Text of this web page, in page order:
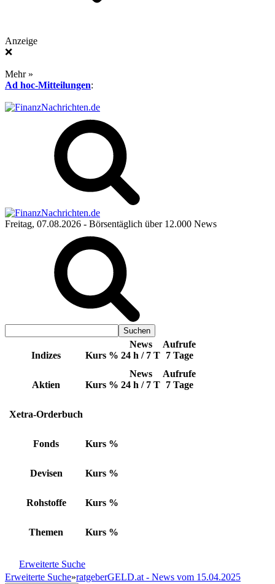
Anzeige
❌
Mehr »
Ad hoc-Mitteilungen:
Freitag, 07.08.2026 - Börsentäglich über 12.000 News
Indizes Kurs %
News
24 h / 7 T
Aufrufe
7 Tage
Aktien Kurs %
News
24 h / 7 T
Aufrufe
7 Tage
Xetra-Orderbuch
Fonds Kurs %
Devisen Kurs %
Rohstoffe Kurs %
Themen Kurs %
Erweiterte Suche
Erweiterte Suche»ratgeberGELD.at - News vom 15.04.2025